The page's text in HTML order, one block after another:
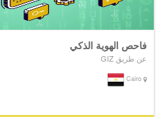
فاحص الهوية الذكي
عن طريق GIZ
Cairo